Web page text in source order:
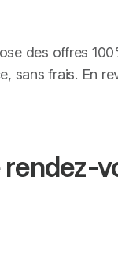
des offres
sans frais. En